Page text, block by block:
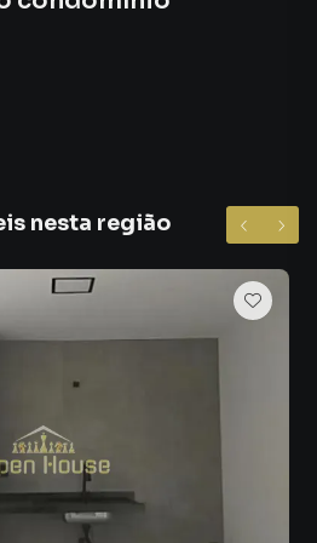
organização, praticidade e
após um dia intenso de
– Conforto e Ventilação Natural
proporcionando entrada
ar e uma sensação constante
para:
nesta região